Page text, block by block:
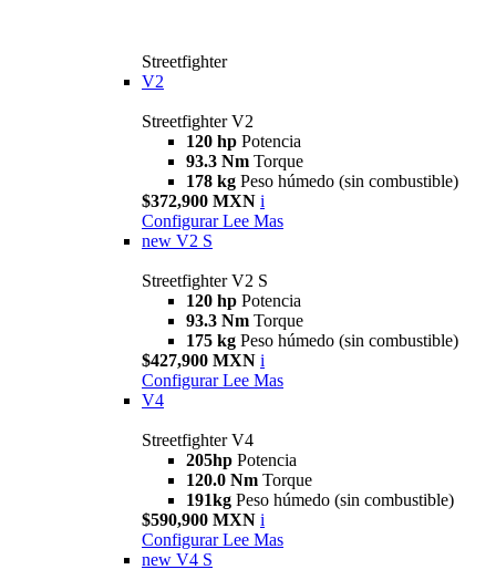
Streetfighter
V2
Streetfighter V2
120 hp Potencia
93.3 Nm Torque
178 kg Peso húmedo (sin combustible)
$372,900 MXN i
Configurar Lee Mas
new V2 S
Streetfighter V2 S
120 hp Potencia
93.3 Nm Torque
175 kg Peso húmedo (sin combustible)
$427,900 MXN i
Configurar Lee Mas
V4
Streetfighter V4
205hp Potencia
120.0 Nm Torque
191kg Peso húmedo (sin combustible)
$590,900 MXN i
Configurar Lee Mas
new V4 S